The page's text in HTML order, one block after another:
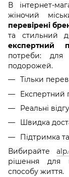
В інтернет-
жіночий
перевірені
та стильний
експертний
потреби: для
подорожей.
Тільки
Експертний
Реальні
Швидка
Підтримка та
Вибирайте
рішення для
способу життя.